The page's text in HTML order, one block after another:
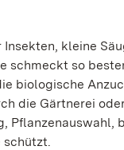
kleine
schmeckt so
biologische
die Gärtnerei
Pflanzenauswahl,
schützt.